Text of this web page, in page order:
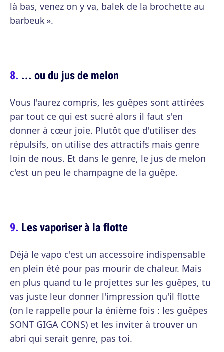
là bas, venez on y va, balek de la brochette au
barbeuk ».
... ou du jus de melon
Vous l'aurez compris, les guêpes sont attirées
par tout ce qui est sucré alors il faut s'en
donner à cœur joie. Plutôt que d'utiliser des
répulsifs, on utilise des attractifs mais genre
loin de nous. Et dans le genre, le jus de melon
c'est un peu le champagne de la guêpe.
Les vaporiser à la flotte
Déjà le vapo c'est un accessoire indispensable
en plein été pour pas mourir de chaleur. Mais
en plus quand tu le projettes sur les guêpes, tu
vas juste leur donner l'impression qu'il flotte
(on le rappelle pour la énième fois : les guêpes
SONT GIGA CONS) et les inviter à trouver un
abri qui serait genre, pas toi.